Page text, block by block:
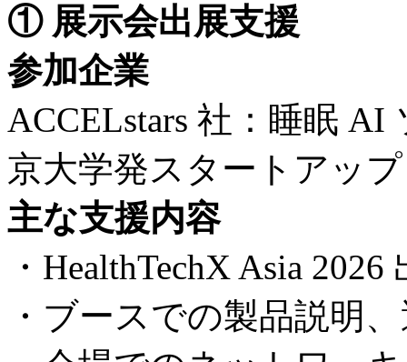
① 展示会出展支援
参加企業
ACCELstars 社：睡眠
京大学発スタートアップ
主な支援内容
・HealthTechX Asia
・ブースでの製品説明